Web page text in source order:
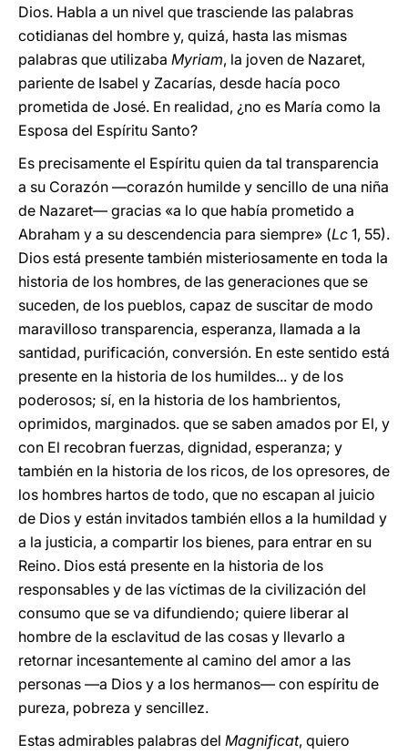
Dios. Habla a un nivel que trasciende las palabras
cotidianas del hombre y, quizá, hasta las mismas
palabras que utilizaba Myriam, la joven de Nazaret,
pariente de Isabel y Zacarías, desde hacía poco
prometida de José. En realidad, ¿no es María como la
Esposa del Espíritu Santo?
Es precisamente el Espíritu quien da tal transparencia
a su Corazón —corazón humilde y sencillo de una niña
de Nazaret— gracias «a lo que había prometido a
Abraham y a su descendencia para siempre» (Lc 1, 55).
Dios está presente también misteriosamente en toda la
historia de los hombres, de las generaciones que se
suceden, de los pueblos, capaz de suscitar de modo
maravilloso transparencia, esperanza, llamada a la
santidad, purificación, conversión. En este sentido está
presente en la historia de los humildes... y de los
poderosos; sí, en la historia de los hambrientos,
oprimidos, marginados. que se saben amados por El, y
con El recobran fuerzas, dignidad, esperanza; y
también en la historia de los ricos, de los opresores, de
los hombres hartos de todo, que no escapan al juicio
de Dios y están invitados también ellos a la humildad y
a la justicia, a compartir los bienes, para entrar en su
Reino. Dios está presente en la historia de los
responsables y de las víctimas de la civilización del
consumo que se va difundiendo; quiere liberar al
hombre de la esclavitud de las cosas y llevarlo a
retornar incesantemente al camino del amor a las
personas —a Dios y a los hermanos— con espíritu de
pureza, pobreza y sencillez.
Estas admirables palabras del Magnificat, quiero